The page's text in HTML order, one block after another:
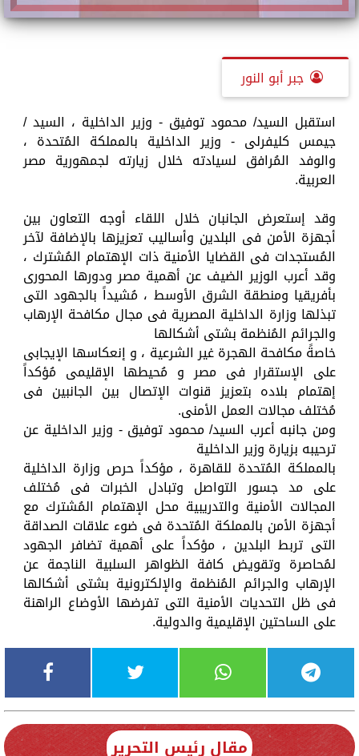
جبر أبو النور
استقبل السيد/ محمود توفيق - وزير الداخلية ، السيد /
جيمس كليفرلى - وزير الداخلية بالمملكة المُتحدة ،
والوفد المُرافق لسيادته خلال زيارته لجمهورية مصر
العربية.
وقد إستعرض الجانبان خلال اللقاء أوجه التعاون بين
أجهزة الأمن فى البلدين وأساليب تعزيزها بالإضافة لآخر
المُستجدات فى القضايا الأمنية ذات الإهتمام المُشترك ،
وقد أعرب الوزير الضيف عن أهمية مصر ودورها المحورى
بأفريقيا ومنطقة الشرق الأوسط ، مُشيداً بالجهود التى
تبذلها وزارة الداخلية المصرية فى مجال مكافحة الإرهاب
والجرائم المُنظمة بشتى أشكالها
خاصةً مكافحة الهجرة غير الشرعية ، و إنعكاسها الإيجابى
على الإستقرار فى مصر و مُحيطها الإقليمى مُؤكداً
إهتمام بلاده بتعزيز قنوات الإتصال بين الجانبين فى
مُختلف مجالات العمل الأمنى.
ومن جانبه أعرب السيد/ محمود توفيق - وزير الداخلية عن
ترحيبه بزيارة وزير الداخلية
بالمملكة المُتحدة للقاهرة ، مؤكداً حرص وزارة الداخلية
على مد جسور التواصل وتبادل الخبرات فى مُختلف
المجالات الأمنية والتدريبية محل الإهتمام المُشترك مع
أجهزة الأمن بالمملكة المُتحدة فى ضوء علاقات الصداقة
التى تربط البلدين ، مؤكداً على أهمية تضافر الجهود
لمُحاصرة وتقويض كافة الظواهر السلبية الناجمة عن
الإرهاب والجرائم المُنظمة والإلكترونية بشتى أشكالها
فى ظل التحديات الأمنية التى تفرضها الأوضاع الراهنة
على الساحتين الإقليمية والدولية.
مقال رئيس التحرير